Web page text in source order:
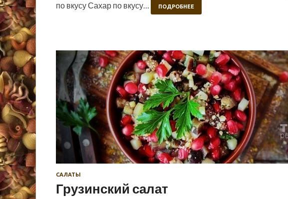
по вкусу Сахар по вкусу…
ПОДРОБНЕЕ
САЛАТЫ
Грузинский салат